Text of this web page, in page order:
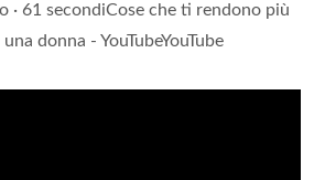
· 61 secondiCose che ti rendono più
donna - YouTubeYouTube